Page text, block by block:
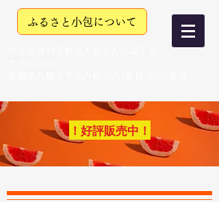
ふるさと小包について
！好評販売中！